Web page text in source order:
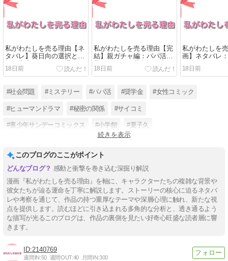
私がわたしを売る理由【ネ
タバレ】葵日向の選択と
は？家出から始まる運命の
転機
18日前
私がわたしを売る理由【完
結】親ガチャ編：パパ活女
子のリアルと悲劇の結末
18日前
私がわたしを
画】ネタバレ
ストーリーを
18日前
#社会問題 #ミステリー #パパ活 #奨学金 #女性コミック
#ヒューマンドラマ #秘密の関係 #サイコミ
#裏少年サンデーコミックス #小学館 #夏子久
続きを表示
このブログのここがポイント
感動と衝撃を巻き込む深掘り解説
漫画『私がわたしを売る理由』を軸に、キャラクターたちの複雑な背景や
彼女たちが辿る運命を丁寧に解説します。ストーリーの核心に迫るネタバ
レや考察を通じて、作品の持つ重厚なテーマや深層心理に触れ、新たな視
点を提供します。読むほどに引き込まれる多角的な分析と、透き通るよう
な描写が光るこのブログは、作品の裏側を見たい好奇心旺盛な読者層に響
きます。
2140769
週間IN:50 週間OUT:40 月間IN:300